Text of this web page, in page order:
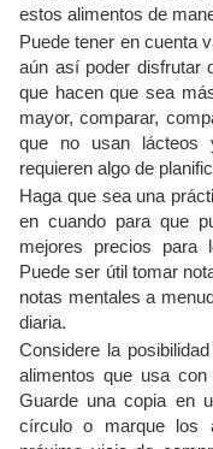
estos alimentos de
Puede tener en cuenta
aún así poder disfrutar
que hacen que sea
mayor, comparar,
que no usan lácteos
requieren algo de
Haga que sea una
en cuando para que
mejores precios para
Puede ser útil tomar
notas mentales a
diaria.
Considere la
alimentos que usa
Guarde una copia en
círculo o marque los